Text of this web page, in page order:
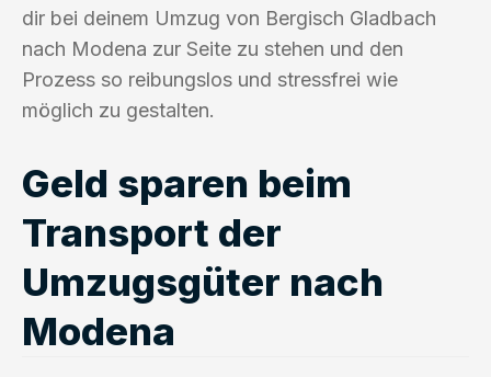
dir bei deinem Umzug von Bergisch Gladbach
nach Modena zur Seite zu stehen und den
Prozess so reibungslos und stressfrei wie
möglich zu gestalten.
Geld sparen beim
Transport der
Umzugsgüter nach
Modena